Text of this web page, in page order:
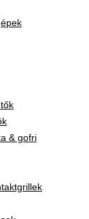
& gofri